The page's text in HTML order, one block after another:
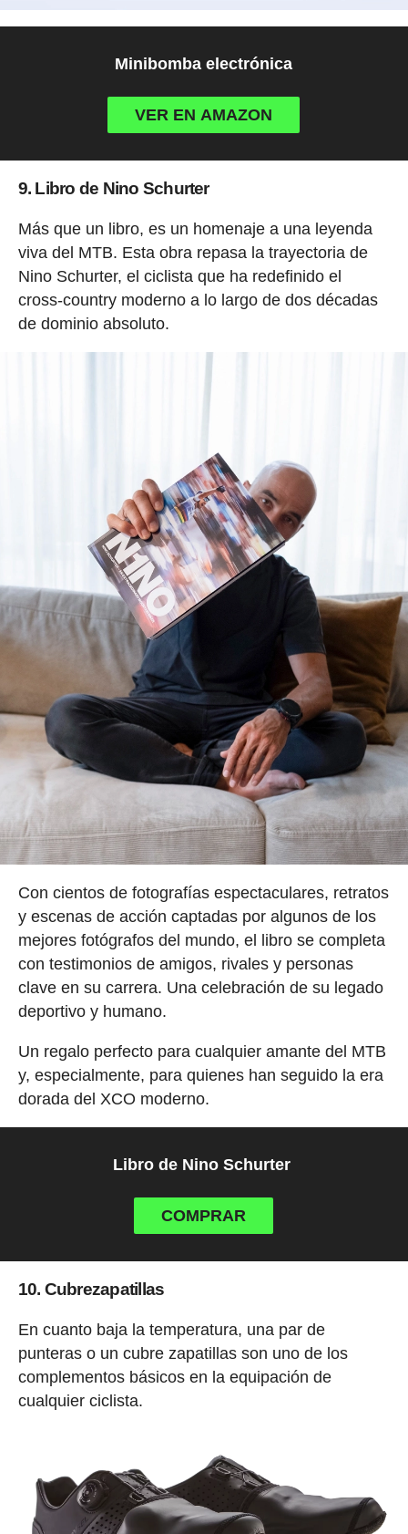
Minibomba electrónica
VER EN AMAZON
9. Libro de Nino Schurter
Más que un libro, es un homenaje a una leyenda
viva del MTB. Esta obra repasa la trayectoria de
Nino Schurter, el ciclista que ha redefinido el
cross-country moderno a lo largo de dos décadas
de dominio absoluto.
Con cientos de fotografías espectaculares, retratos
y escenas de acción captadas por algunos de los
mejores fotógrafos del mundo, el libro se completa
con testimonios de amigos, rivales y personas
clave en su carrera. Una celebración de su legado
deportivo y humano.
Un regalo perfecto para cualquier amante del MTB
y, especialmente, para quienes han seguido la era
dorada del XCO moderno.
Libro de Nino Schurter
COMPRAR
10. Cubrezapatillas
En cuanto baja la temperatura, una par de
punteras o un cubre zapatillas son uno de los
complementos básicos en la equipación de
cualquier ciclista.